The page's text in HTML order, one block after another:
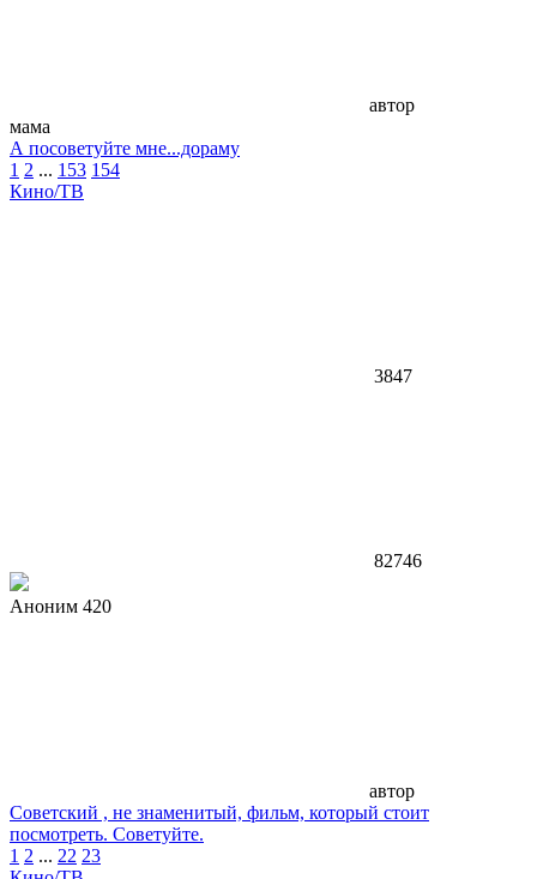
автор
мама
А посоветуйте мне...дораму
1 2 ... 153 154
Кино/ТВ
3847
82746
Аноним 420
автор
Советский , не знаменитый, фильм, который стоит
посмотреть. Советуйте.
1 2 ... 22 23